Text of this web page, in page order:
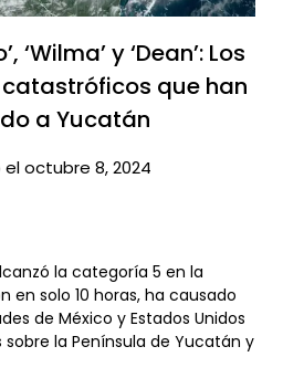
‘Wilma’ y ‘Dean’: Los
que han
a Yucatán​
octubre 8, 2024
la categoría 5 en la
en solo 10 horas, ha causado
de México y Estados Unidos
la Península de Yucatán y